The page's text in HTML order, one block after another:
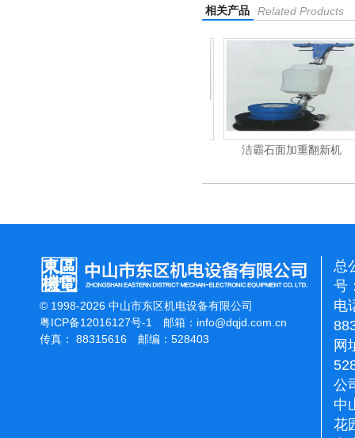
相关产品 Related Products
洁霸石面加重翻新机
© 1998-2026 中山市东区机电设备有限公司
粤ICP备12016127号-1
邮箱： info@dqjd.com.cn
传真： 88315616 邮编：528403
总
号
电
网
公
中
花